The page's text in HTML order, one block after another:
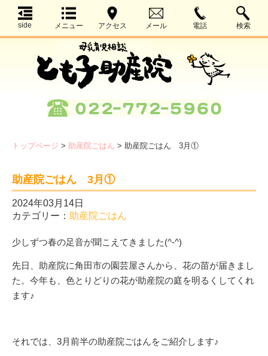
side メニュー アクセス メール 電話 検索
トップページ > 助産院ごはん > 助産院ごはん 3月①
助産院ごはん 3月①
2024年03月14日
カテゴリー： 助産院ごはん
少しずつ春の足音が聞こえてきました(^-^)
先日、助産院に角田市の園芸屋さんから、花の苗が届きまし
た。今年も、色とりどりの花が助産院の庭を明るくしてくれ
ます♪
それでは、3月前半の助産院ごはんをご紹介します♪